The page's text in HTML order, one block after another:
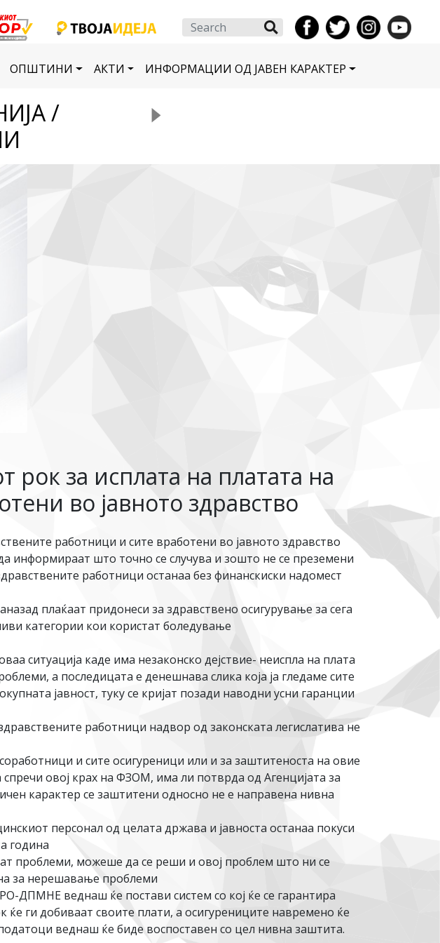
Search
ОПШТИНИ АКТИ ИНФОРМАЦИИ ОД ЈАВЕН КАРАКТЕР
/
рок за исплата на платата на
во јавното здравство
работници и сите вработени во јавното здравство
информираат што точно се случува и зошто не се преземени
работници останаа без финанскиски надомест
плаќаат придонеси за здравствено осигурување за сега
категории кои користат боледување
ситуација каде има незаконско дејствие- неиспла на плата
а последицата е денешнава слика која ја гледаме сите
јавност, туку се кријат позади наводни усни гаранции
работници надвор од законската легислатива не
и сите осигуреници или и за заштитеноста на овие
овој крах на ФЗОМ, има ли потврда од Агенцијата за
карактер се заштитени односно не е направена нивна
персонал од целата држава и јавноста останаа покуси
година
проблеми, можеше да се реши и овој проблем што ни се
за нерешавање проблеми
ДПМНЕ веднаш ќе постави систем со кој ќе се гарантира
ги добиваат своите плати, а осигурениците навремено ќе
веднаш ќе биде воспоставен со цел нивна заштита.